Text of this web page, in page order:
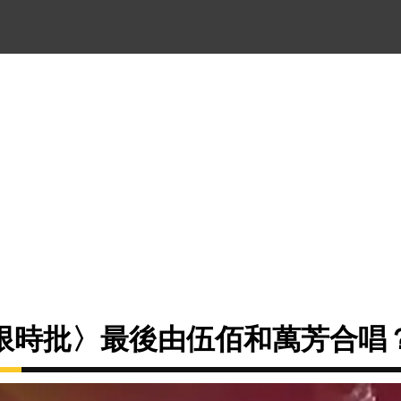
時批〉最後由伍佰和萬芳合唱